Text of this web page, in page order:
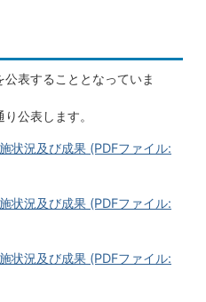
表することとなっていま
公表します。
状況及び成果 (PDFファイル:
状況及び成果 (PDFファイル:
状況及び成果 (PDFファイル: